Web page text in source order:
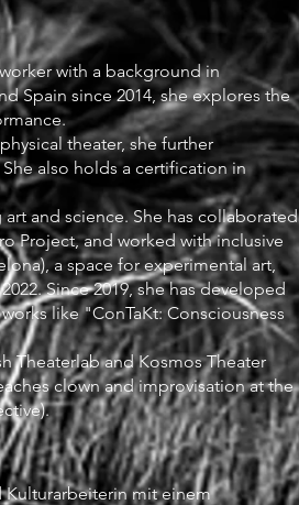
with a background in
Spain since 2014, she explores the
theater, she further
also holds a certification in
and science. She has collaborated
Project, and worked with inclusive
a space for experimental art,
Since 2019, she has developed
like "ConTaKt: Consciousness
Theaterlab and Kosmos Theater
clown and improvisation at the
Kulturarbeiterin mit einem